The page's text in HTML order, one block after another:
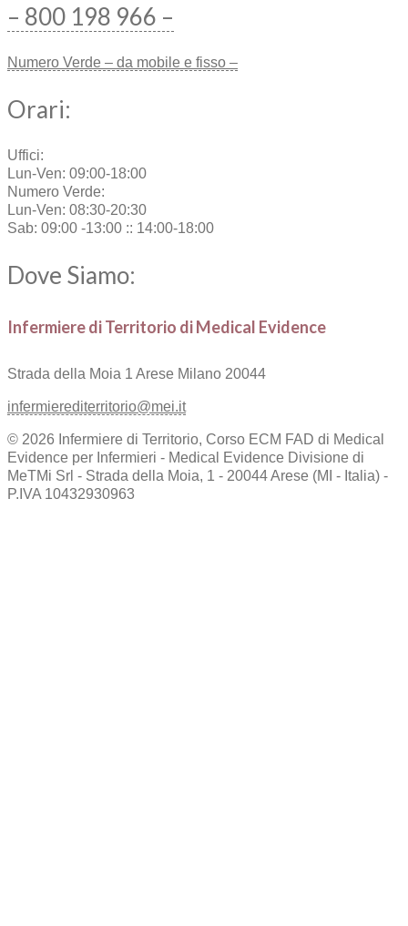
– 800 198 966 –
Numero Verde – da mobile e fisso –
Orari:
Uffici:
Lun-Ven: 09:00-18:00
Numero Verde:
Lun-Ven: 08:30-20:30
Sab: 09:00 -13:00 :: 14:00-18:00
Dove Siamo:
Infermiere di Territorio di Medical Evidence
Strada della Moia 1 Arese Milano 20044
infermierediterritorio@mei.it
© 2026 Infermiere di Territorio, Corso ECM FAD di Medical
Evidence per Infermieri - Medical Evidence Divisione di
MeTMi Srl - Strada della Moia, 1 - 20044 Arese (MI - Italia) -
P.IVA 10432930963